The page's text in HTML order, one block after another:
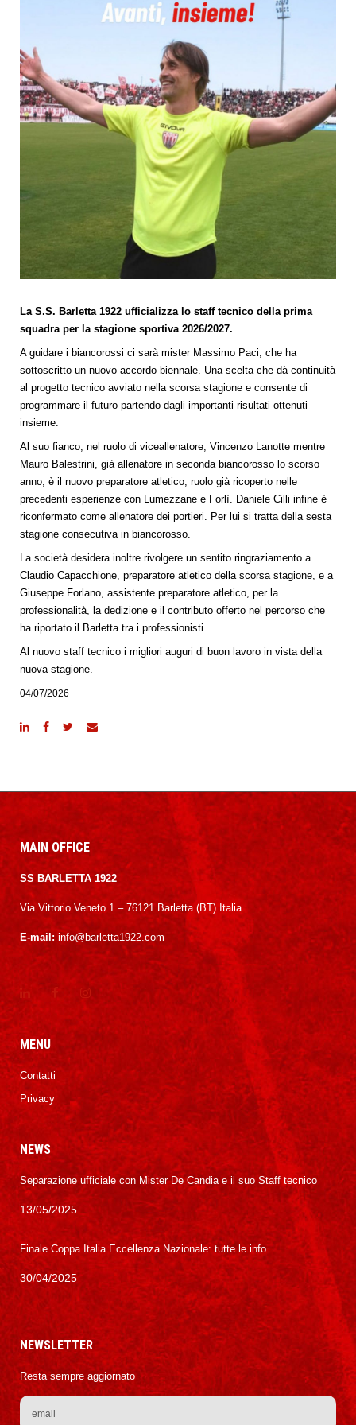
La S.S. Barletta 1922 ufficializza lo staff tecnico della prima
squadra per la stagione sportiva 2026/2027.
A guidare i biancorossi ci sarà mister Massimo Paci, che ha
sottoscritto un nuovo accordo biennale. Una scelta che dà continuità
al progetto tecnico avviato nella scorsa stagione e consente di
programmare il futuro partendo dagli importanti risultati ottenuti
insieme.
Al suo fianco, nel ruolo di viceallenatore, Vincenzo Lanotte mentre
Mauro Balestrini, già allenatore in seconda biancorosso lo scorso
anno, è il nuovo preparatore atletico, ruolo già ricoperto nelle
precedenti esperienze con Lumezzane e Forlì. Daniele Cilli infine è
riconfermato come allenatore dei portieri. Per lui si tratta della sesta
stagione consecutiva in biancorosso.
La società desidera inoltre rivolgere un sentito ringraziamento a
Claudio Capacchione, preparatore atletico della scorsa stagione, e a
Giuseppe Forlano, assistente preparatore atletico, per la
professionalità, la dedizione e il contributo offerto nel percorso che
ha riportato il Barletta tra i professionisti.
Al nuovo staff tecnico i migliori auguri di buon lavoro in vista della
nuova stagione.
04/07/2026
MAIN OFFICE
SS BARLETTA 1922
Via Vittorio Veneto 1 – 76121 Barletta (BT) Italia
E-mail: info@barletta1922.com
MENU
Contatti
Privacy
NEWS
Separazione ufficiale con Mister De Candia e il suo Staff tecnico
13/05/2025
Finale Coppa Italia Eccellenza Nazionale: tutte le info
30/04/2025
NEWSLETTER
Resta sempre aggiornato